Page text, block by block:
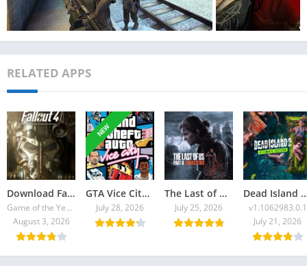
RELATED APPS
Download Fallout 4 Torrent
Game of the Year Edition v1.10.980.0
August 3, 2026
NEW
GTA Vice City 2026 Torrent
July 28, 2026
The Last of Us Part II Remastered Torrent Baixar
July 25, 2026
Dead Island 2:
v1.1062983.0.1
July 21, 2026